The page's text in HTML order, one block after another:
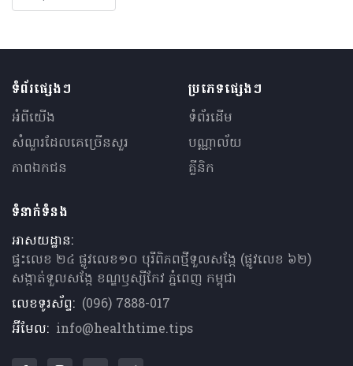
ទំព័រផ្សេងៗ
អំពីយើង
សំណួរ​ដែលគេ​ច្រើន​សួរ
ភាពឯកជន
ប្រភេទផ្សេងៗ
ទំព័រដើម
បណ្ណាល័យ
គ្លីនិក
ទំនាក់ទំនង
អាសយដ្ឋាន:
ផ្ទះលេខ ២៤ ផ្លូវលេខ១០ បុរីពិភពថ្មីទួលសង្កែ (ផ្លូវលេខ ៦២)
សង្កាត់ទួលសង្កែ ខណ្ឌឫស្សីកែវ ភ្នំពេញ កម្ពុជា
លេខទូរស័ព្ទ: (096) 7888-017
អ៊ីមែល: info@healthtime.tips